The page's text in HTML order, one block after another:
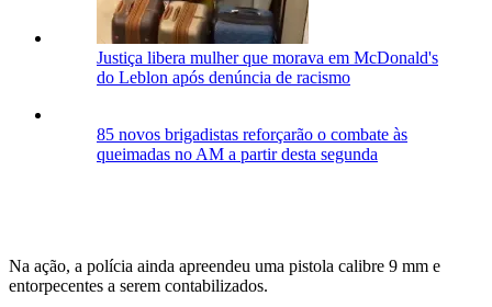
Justiça libera mulher que morava em McDonald's
do Leblon após denúncia de racismo
85 novos brigadistas reforçarão o combate às
queimadas no AM a partir desta segunda
Na ação, a polícia ainda apreendeu uma pistola calibre 9 mm e
entorpecentes a serem contabilizados.